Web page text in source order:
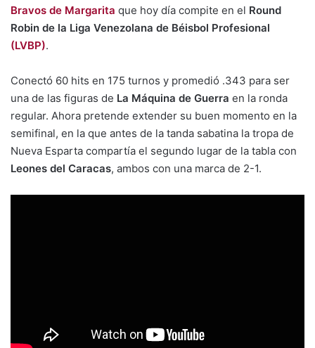
Bravos de Margarita que hoy día compite en el Round
Robin de la Liga Venezolana de Béisbol Profesional
(LVBP).
Conectó 60 hits en 175 turnos y promedió .343 para ser
una de las figuras de La Máquina de Guerra en la ronda
regular. Ahora pretende extender su buen momento en la
semifinal, en la que antes de la tanda sabatina la tropa de
Nueva Esparta compartía el segundo lugar de la tabla con
Leones del Caracas, ambos con una marca de 2-1.